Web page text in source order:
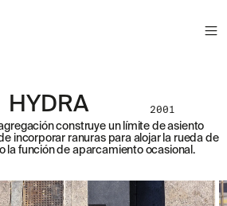
HYDRA 2001
construye un límite de asiento
incorporar ranuras para alojar la rueda de
la función de aparcamiento ocasional.